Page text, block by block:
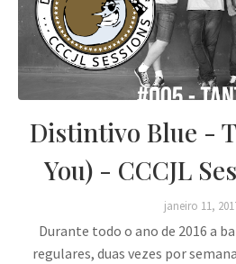
Distintivo Blue -
You) - CCCJL
janeiro 11,
Durante todo o ano de 2016 a
regulares, duas vezes por